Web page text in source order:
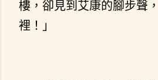
樓，卻見到艾康的腳步聲
裡！」